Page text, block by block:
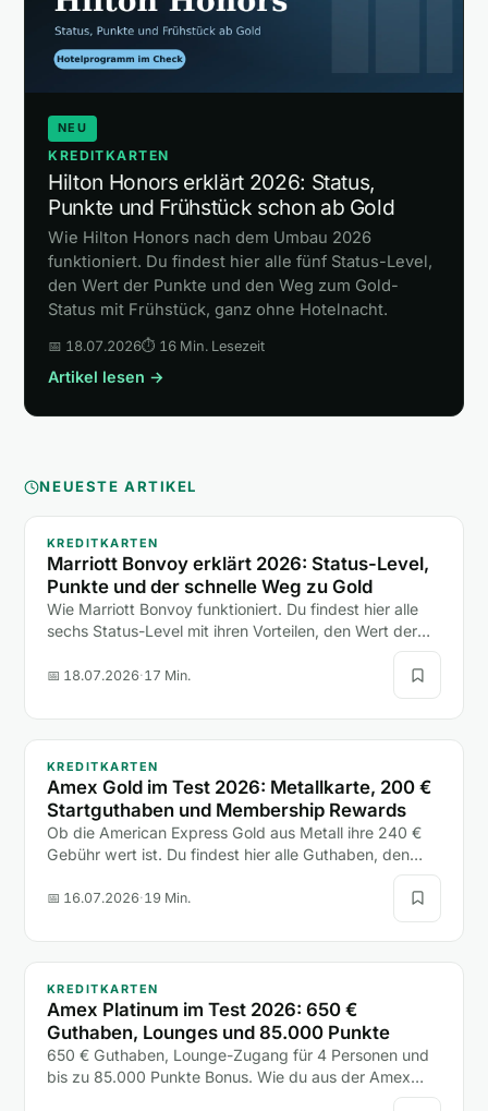
NEU
KREDITKARTEN
Hilton Honors erklärt 2026: Status,
Punkte und Frühstück schon ab Gold
Wie Hilton Honors nach dem Umbau 2026
funktioniert. Du findest hier alle fünf Status-Level,
den Wert der Punkte und den Weg zum Gold-
Status mit Frühstück, ganz ohne Hotelnacht.
📅 18.07.2026⏱ 16 Min. Lesezeit
Artikel lesen →
NEUESTE ARTIKEL
KREDITKARTEN
Marriott Bonvoy erklärt 2026: Status-Level,
Punkte und der schnelle Weg zu Gold
Wie Marriott Bonvoy funktioniert. Du findest hier alle
sechs Status-Level mit ihren Vorteilen, den Wert der
Punkte und zwei Abkürzungen zum Gold-Status ohne
eine einzige Hotelnacht.
📅 18.07.2026·17 Min.
KREDITKARTEN
Amex Gold im Test 2026: Metallkarte, 200 €
Startguthaben und Membership Rewards
Ob die American Express Gold aus Metall ihre 240 €
Gebühr wert ist. Du findest hier alle Guthaben, den
200-€-Bonus, die Versicherungen und den Vergleich
mit Platinum und Payback Amex.
📅 16.07.2026·19 Min.
KREDITKARTEN
Amex Platinum im Test 2026: 650 €
Guthaben, Lounges und 85.000 Punkte
650 € Guthaben, Lounge-Zugang für 4 Personen und
bis zu 85.000 Punkte Bonus. Wie du aus der Amex
Platinum mehr rausholst, als sie kostet, liest du hier.